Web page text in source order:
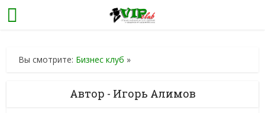
Вы смотрите: Бизнес клуб »
Автор - Игорь Алимов